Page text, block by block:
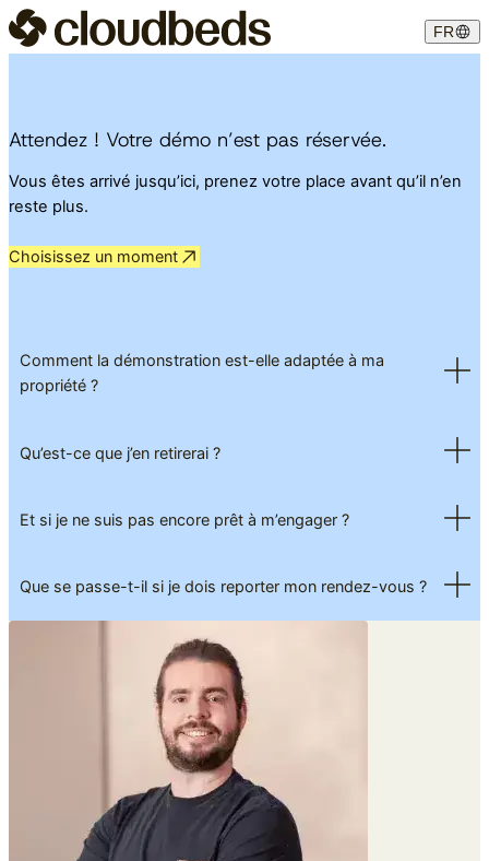
FR
Attendez ! Votre démo n’est pas réservée.
Vous êtes arrivé jusqu’ici, prenez votre place avant qu’il n’en
reste plus.
Choisissez un moment
Comment la démonstration est-elle adaptée à ma
propriété ?
Qu’est-ce que j’en retirerai ?
Et si je ne suis pas encore prêt à m’engager ?
Que se passe-t-il si je dois reporter mon rendez-vous ?